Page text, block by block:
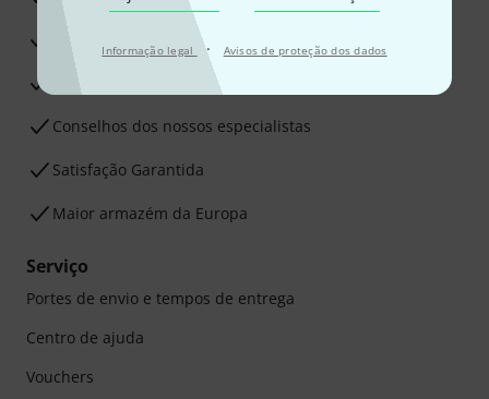
Informação legal · Avisos de proteção dos dados
30 dias de garantia de dinheiro de volta
Assistência de Reparação
Conselhos dos nossos especialistas
Satisfação Garantida
Maior armazém da Europa
Serviço
Portes de envio e tempos de entrega
Centro de ajuda
Vouchers